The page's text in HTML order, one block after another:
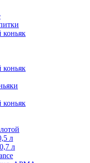
коньяк
коньяк
коньяк
л
л